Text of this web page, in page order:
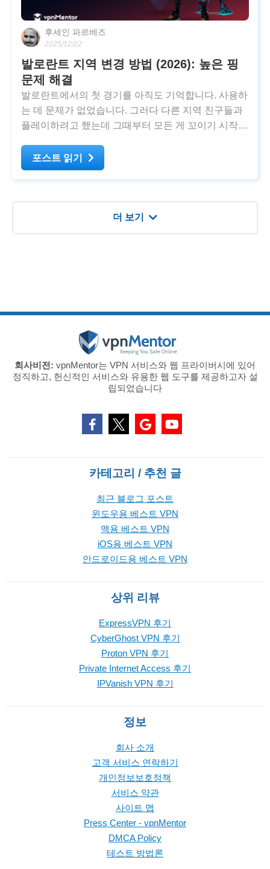
후세인 파르베즈
2025/12/22
발로란트 지역 변경 방법 (2026): 높은 핑
문제 해결
발로란트에서의 첫 경기를 아직도 기억합니다. 사용하
는 데 문제가 없었습니다. 그러다 다른 지역 친구들과
플레이하려고 했는데 그때부터 모든 게 꼬이기 시작했
지역(샤드) 내에서만 플레이할 수 있습니다. 다른 지역
에 있는 사람과 함께 발로란트를 플레이할 수
포스트 읽기
더 보기
회사비전: vpnMentor는 VPN 서비스와 웹 프라이버시에 있어
정직하고, 헌신적인 서비스와 유용한 웹 도구를 제공하고자 설
립되었습니다
카테고리 / 추천 글
최근 블로그 포스트
윈도우용 베스트 VPN
맥용 베스트 VPN
iOS용 베스트 VPN
안드로이드용 베스트 VPN
상위 리뷰
ExpressVPN 후기
CyberGhost VPN 후기
Proton VPN 후기
Private Internet Access 후기
IPVanish VPN 후기
정보
회사 소개
고객 서비스 연락하기
개인정보보호정책
서비스 약관
사이트 맵
Press Center - vpnMentor
DMCA Policy
테스트 방법론